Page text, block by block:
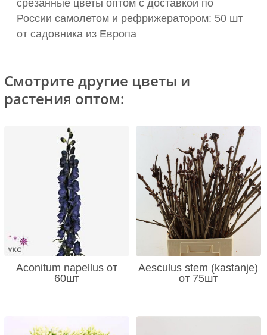
срезанные цветы оптом с доставкой по
России самолетом и рефрижератором: 50 шт
от садовника из Европа
Смотрите другие цветы и
растения оптом:
Aconitum napellus от
60шт
Aesculus stem (kastanje)
от 75шт